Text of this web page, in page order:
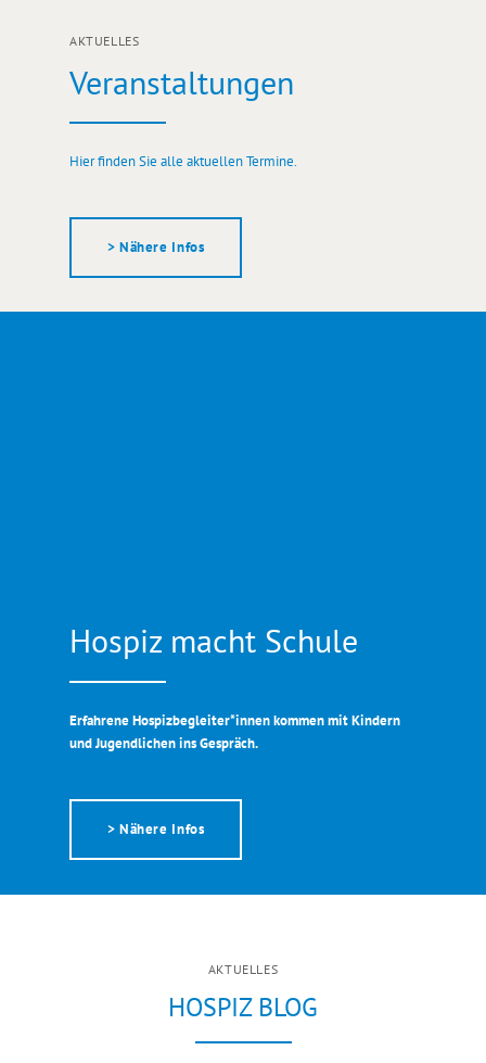
AKTUELLES
Veranstaltungen
Hier finden Sie alle aktuellen Termine.
> Nähere Infos
Hospiz macht Schule
Erfahrene Hospizbegleiter*innen kommen mit Kindern
und Jugendlichen ins Gespräch.
> Nähere Infos
AKTUELLES
HOSPIZ BLOG